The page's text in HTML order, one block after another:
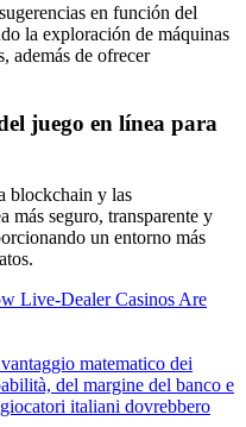
en función del
la exploración de máquinas
además de ofrecer
juego en línea para
blockchain y las
más seguro, transparente y
un entorno más
Live‑Dealer Casinos Are
matematico dei
del margine del banco e
italiani dovrebbero